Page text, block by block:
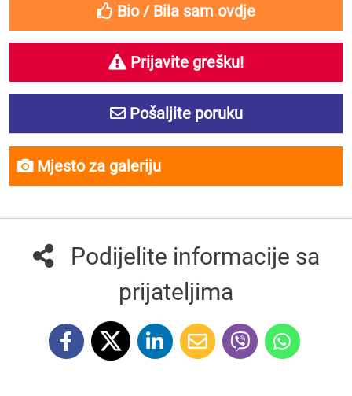
Bio / Bila sam ovdje
Prijavite grešku!
Pošaljite poruku
Mjesto za galeriju
Podijelite informacije sa
prijateljima